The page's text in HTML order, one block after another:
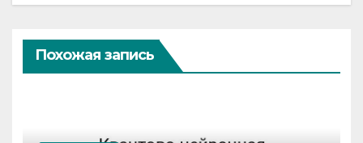
Похожая запись